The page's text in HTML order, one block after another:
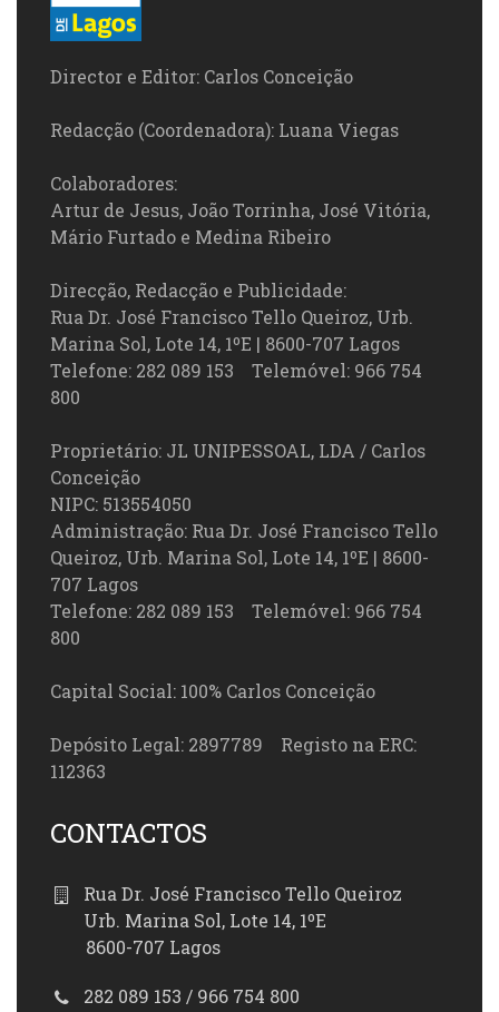
Director e Editor: Carlos Conceição
Redacção (Coordenadora): Luana Viegas
Colaboradores:
Artur de Jesus, João Torrinha, José Vitória,
Mário Furtado e Medina Ribeiro
Direcção, Redacção e Publicidade:
Rua Dr. José Francisco Tello Queiroz, Urb.
Marina Sol, Lote 14, 1ºE | 8600-707 Lagos
Telefone: 282 089 153 Telemóvel: 966 754
800
Proprietário: JL UNIPESSOAL, LDA / Carlos
Conceição
NIPC: 513554050
Administração: Rua Dr. José Francisco Tello
Queiroz, Urb. Marina Sol, Lote 14, 1ºE | 8600-
707 Lagos
Telefone: 282 089 153 Telemóvel: 966 754
800
Capital Social: 100% Carlos Conceição
Depósito Legal: 2897789 Registo na ERC:
112363
CONTACTOS
Rua Dr. José Francisco Tello Queiroz
Urb. Marina Sol, Lote 14, 1ºE
8600-707 Lagos
282 089 153 / 966 754 800